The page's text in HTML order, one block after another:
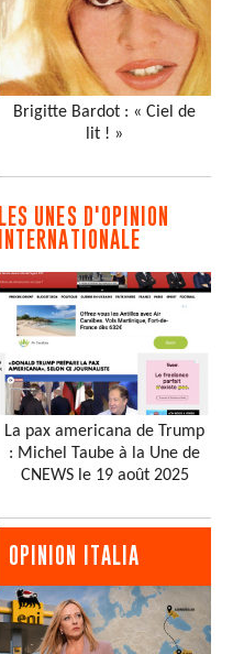
Brigitte Bardot : « Ciel de
lit ! »
LES UNES D'OPINION
INTERNATIONALE
La pax americana de Trump
: Michel Taube à la Une de
CNEWS le 19 août 2025
OPINION ITALIA